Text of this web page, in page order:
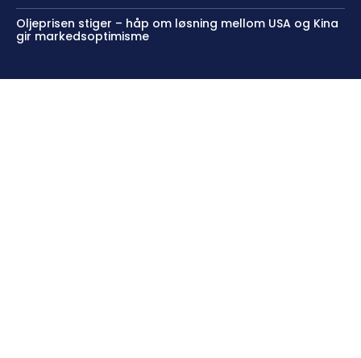
Oljeprisen stiger – håp om løsning mellom USA og Kina
gir markedsoptimisme